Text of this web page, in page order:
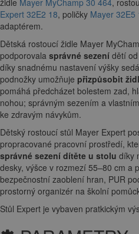
židle Mayer MyChamp 30 464,
Expert 32E2 18, poličky Mayer 32E5
adaptérem.
Dětská rostoucí židle Mayer
podporovala správné sezení dětí
díky snadnému nastavení výšky
podnožky umožňuje přizpůsobit
pomáhá předcházet bolestem zad,
nohou; správným sezením a
ke zdravým návykům.
Dětský rostoucí stůl Mayer Expert
propracované pracovní prostředí,
správné sezení dítěte u stolu díky
desky, výšce v rozmezí 55–80 cm a
bezpečnostní zaoblení hran, PUR
prostorný organizér na školní
Stůl Expert je vybaven pratkickým